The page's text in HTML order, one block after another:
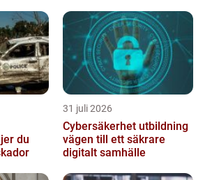
husets skick måste säkras.
31 juli 2026
Cybersäkerhet utbildning
vägen till ett säkrare
digitalt samhälle